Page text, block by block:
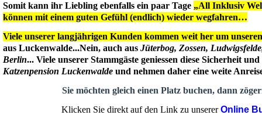
Somit kann ihr Liebling ebenfalls ein paar Tage „All Inklusiv
können mit einem guten Gefühl (endlich) wieder wegfahren…
Viele unserer langjährigen Kunden kommen weit her um
aus Luckenwalde...Nein, auch aus Jüterbog, Zossen,
Berlin... Viele unserer Stammgäste geniessen diese Sicherheit
Katzenpension Luckenwalde und nehmen daher eine weite
Sie möchten gleich einen Platz buchen, dann
Klicken Sie direkt auf den Link zu unsererOnline